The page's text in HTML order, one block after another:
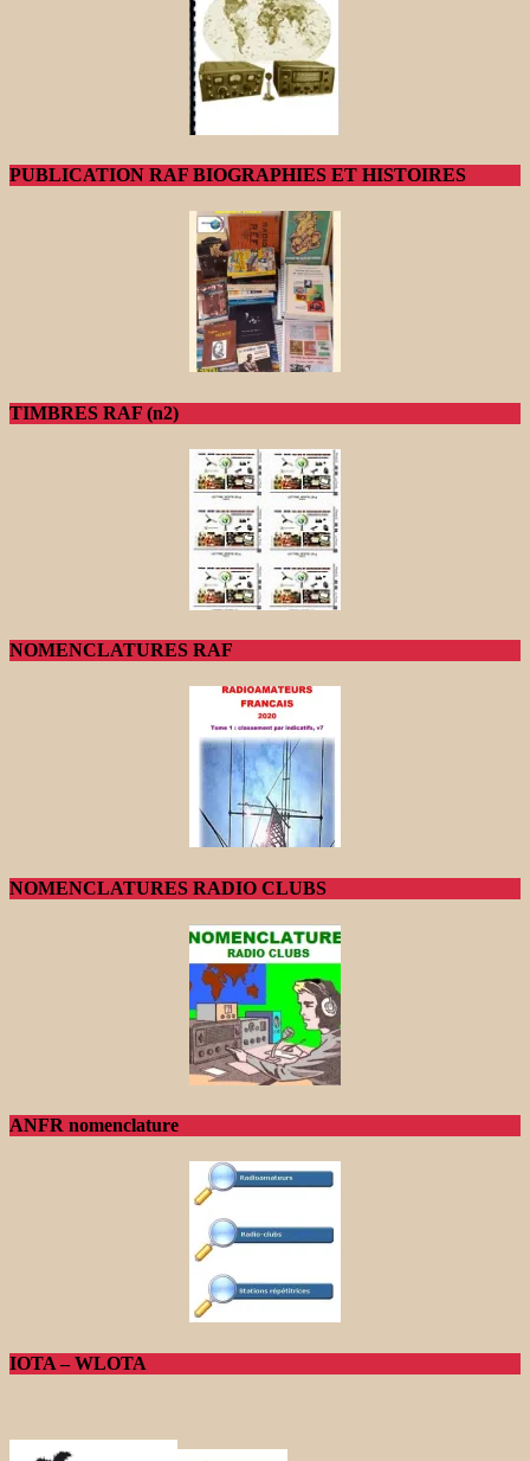
PUBLICATION RAF BIOGRAPHIES ET HISTOIRES
TIMBRES RAF (n2)
NOMENCLATURES RAF
NOMENCLATURES RADIO CLUBS
ANFR nomenclature
IOTA – WLOTA